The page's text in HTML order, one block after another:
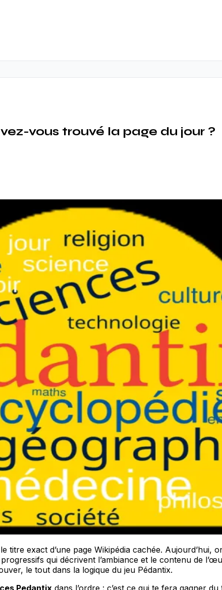
vous trouvé la page du jour ?
titre exact d’une page Wikipédia cachée.
qui décrivent l’ambiance et le contenu de
le tout dans la logique du jeu Pédantix.
Pedantix dans l’ordre : c’est ce qui te fera gagner du